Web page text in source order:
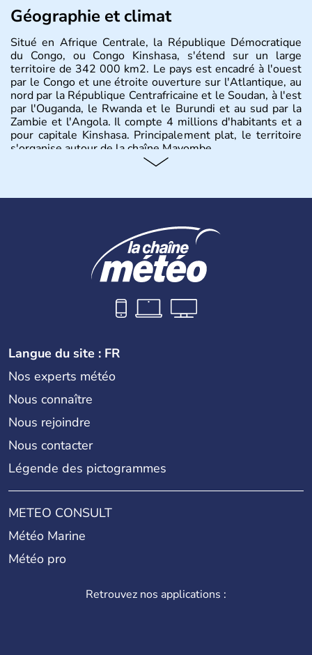
Géographie et climat
Situé en Afrique Centrale, la République Démocratique
du Congo, ou Congo Kinshasa, s'étend sur un large
territoire de 342 000 km2. Le pays est encadré à l'ouest
par le Congo et une étroite ouverture sur l'Atlantique, au
nord par la République Centrafricaine et le Soudan, à l'est
par l'Ouganda, le Rwanda et le Burundi et au sud par la
Zambie et l'Angola. Il compte 4 millions d'habitants et a
pour capitale Kinshasa. Principalement plat, le territoire
s'organise autour de la chaîne Mayombe.
Langue du site : FR
Nos experts météo
Nous connaître
Nous rejoindre
Nous contacter
Légende des pictogrammes
METEO CONSULT
Météo Marine
Météo pro
Retrouvez nos applications :